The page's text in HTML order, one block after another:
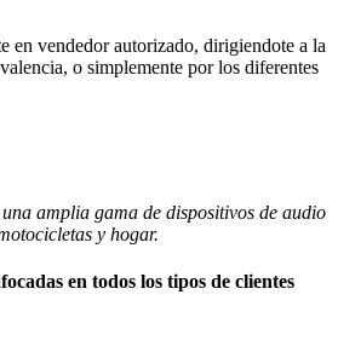
en vendedor autorizado, dirigiendote a la
o simplemente por los diferentes
amplia gama de dispositivos de audio
y hogar.
en todos los tipos de clientes